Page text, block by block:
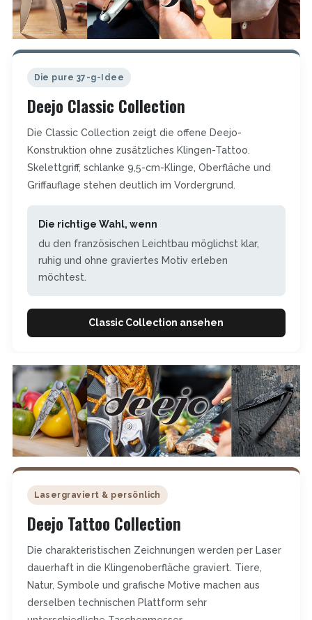
Die pure 37-g-Idee
Deejo Classic Collection
Die Classic Collection zeigt die offene Deejo-
Konstruktion ohne zusätzliches Klingen-Tattoo.
Skelettgriff, schlanke 9,5-cm-Klinge, Oberfläche und
Griffauflage stehen deutlich im Vordergrund.
Die richtige Wahl, wenn
du den französischen Leichtbau möglichst klar,
ruhig und ohne graviertes Motiv erleben
möchtest.
Classic Collection ansehen
Lasergraviert & persönlich
Deejo Tattoo Collection
Die charakteristischen Zeichnungen werden per Laser
dauerhaft in die Klingenoberfläche graviert. Tiere,
Natur, Symbole und grafische Motive machen aus
derselben technischen Plattform sehr